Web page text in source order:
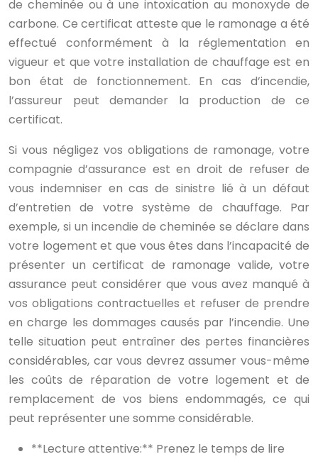
de cheminée ou à une intoxication au monoxyde de
carbone. Ce certificat atteste que le ramonage a été
effectué conformément à la réglementation en
vigueur et que votre installation de chauffage est en
bon état de fonctionnement. En cas d’incendie,
l’assureur peut demander la production de ce
certificat.
Si vous négligez vos obligations de ramonage, votre
compagnie d’assurance est en droit de refuser de
vous indemniser en cas de sinistre lié à un défaut
d’entretien de votre système de chauffage. Par
exemple, si un incendie de cheminée se déclare dans
votre logement et que vous êtes dans l’incapacité de
présenter un certificat de ramonage valide, votre
assurance peut considérer que vous avez manqué à
vos obligations contractuelles et refuser de prendre
en charge les dommages causés par l’incendie. Une
telle situation peut entraîner des pertes financières
considérables, car vous devrez assumer vous-même
les coûts de réparation de votre logement et de
remplacement de vos biens endommagés, ce qui
peut représenter une somme considérable.
**Lecture attentive:** Prenez le temps de lire